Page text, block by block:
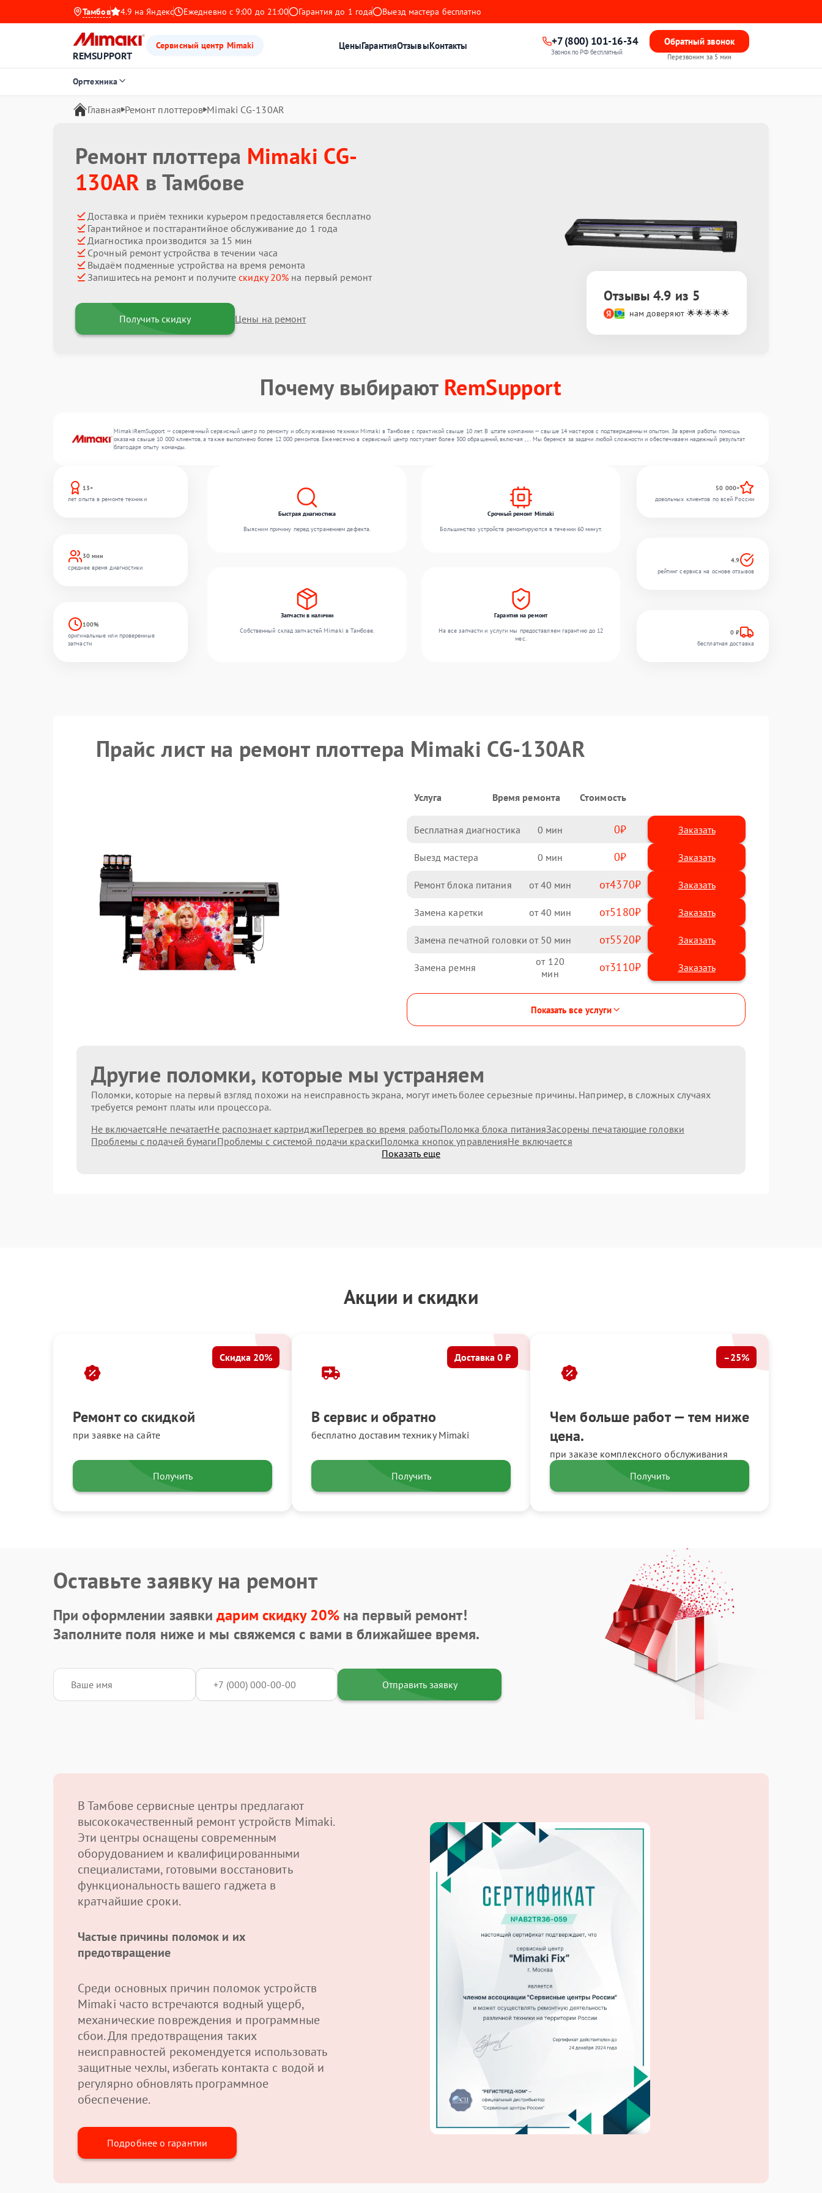
Тамбов 4.9 на Яндекс Ежедневно с 9:00 до 21:00 Гарантия до 1 года Выезд мастера бесплатно
REMSUPPORT
Сервисный центр Mimaki ЦеныГарантияОтзывыКонтакты +7 (800) 101-16-34
Звонок по РФ бесплатный
Обратный звонок
Перезвоним за 5 мин
Оргтехника
Главная Ремонт плоттеров Mimaki CG-130AR
Ремонт плоттера Mimaki CG-
130AR в Тамбове
Доставка и приём техники курьером предоставляется бесплатно
Гарантийное и постгарантийное обслуживание до 1 года
Диагностика производится за 15 мин
Срочный ремонт устройства в течении часа
Выдаём подменные устройства на время ремонта
Запишитесь на ремонт и получитескидку 20% на первый ремонт
Получить скидку Цены на ремонт
Отзывы 4.9 из 5
нам доверяют 🌟🌟🌟🌟🌟
Почему выбирают RemSupport
MimakiRemSupport — современный сервисный центр по ремонту и обслуживанию техники Mimaki в Тамбове с практикой свыше 10 лет. В штате компании — свыше 14 мастеров с подтвержденным опытом. За время работы помощь
оказана свыше 10 000 клиентов, а также выполнено более 12 000 ремонтов. Ежемесячно в сервисный центр поступает более 300 обращений, включая , , . Мы беремся за задачи любой сложности и обеспечиваем надежный результат
благодаря опыту команды.
13+
лет опыта в ремонте техники
30 мин
среднее время диагностики
100%
оригинальные или проверенные
запчасти
Быстрая диагностика
Выясним причину перед устранением дефекта.
Срочный ремонт Mimaki
Большинство устройств ремонтируются в течении 60 минут.
Запчасти в наличии
Собственный склад запчастей Mimaki в Тамбове.
Гарантия на ремонт
На все запчасти и услуги мы предоставляем гарантию до 12
мес.
50 000+
довольных клиентов по всей России
4.9
рейтинг сервиса на основе отзывов
0 ₽
бесплатная доставка
Прайс лист на ремонт плоттера Mimaki CG-130AR
Услуга Время ремонта Стоимость
Бесплатная диагностика 0 0 Заказать
Выезд мастера 0 0 Заказать
Ремонт блока питания 40 4370
Замена каретки 40 5180
Замена печатной головки 50 5520
Замена ремня 120 3110
Показать все услуги
Другие поломки, которые мы устраняем
Поломки, которые на первый взгляд похожи на неисправность экрана, могут иметь более серьезные причины. Например, в сложных случаях
требуется ремонт платы или процессора.
Не включаетсяНе печатаетНе распознает картриджиПерегрев во время работыПоломка блока питанияЗасорены печатающие головки
Проблемы с подачей бумагиПроблемы с системой подачи краскиПоломка кнопок управленияНе включается
Показать еще
Акции и скидки
Ремонт со скидкой
при заявке на сайте
Скидка 20%
Получить
В сервис и обратно
бесплатно доставим технику Mimaki
Доставка 0 ₽
Получить
Чем больше работ — тем ниже
цена.
при заказе комплексного обслуживания
–25%
Получить
Оставьте заявку на ремонт
При оформлении заявкидарим скидку 20%на первый ремонт!
Заполните поля ниже и мы свяжемся с вами в ближайшее время.
Отправить заявку
В Тамбове сервисные центры предлагают
высококачественный ремонт устройств Mimaki.
Эти центры оснащены современным
оборудованием и квалифицированными
специалистами, готовыми восстановить
функциональность вашего гаджета в
кратчайшие сроки.
Частые причины поломок и их
предотвращение
Среди основных причин поломок устройств
Mimaki часто встречаются водный ущерб,
механические повреждения и программные
сбои. Для предотвращения таких
неисправностей рекомендуется использовать
защитные чехлы, избегать контакта с водой и
регулярно обновлять программное
обеспечение.
Подробнее о гарантии